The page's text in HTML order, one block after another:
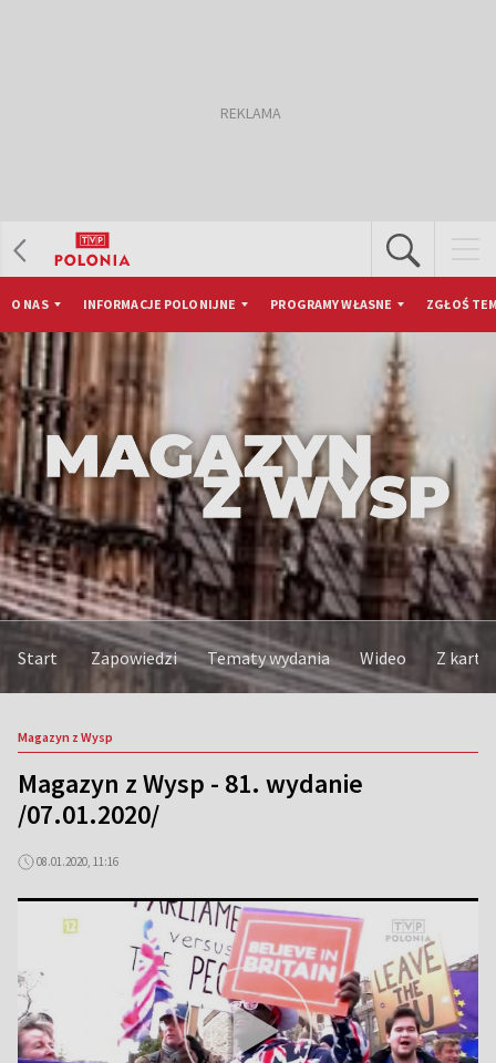
O NAS INFORMACJE POLONIJNE PROGRAMY WŁASNE ZGŁOŚ
Start Zapowiedzi Tematy wydania Wideo Z kart
Magazyn z Wysp
Magazyn z Wysp - 81. wydanie
/07.01.2020/
08.01.2020, 11:16